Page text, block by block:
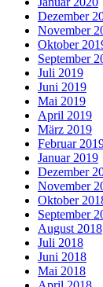
Dezember
November
Oktober
September
Juli 2019
Juni 2019
Mai 2019
April 2019
März 2019
Februar
Januar 2019
Dezember
November
Oktober
September
August 2018
Juli 2018
Juni 2018
Mai 2018